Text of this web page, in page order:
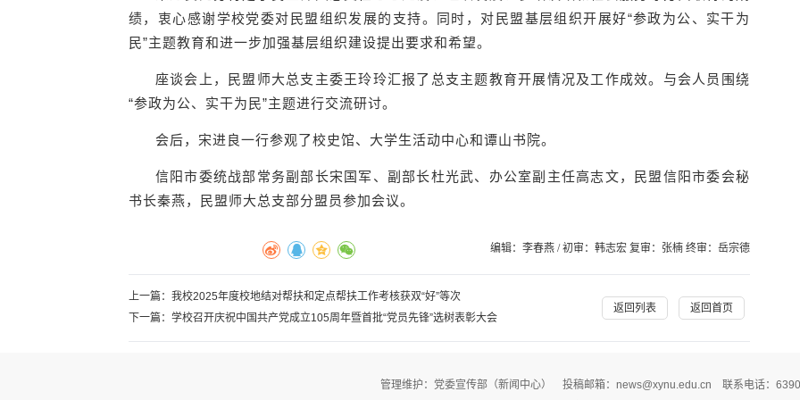
绩，衷心感谢学校党委对民盟组织发展的支持。同时，对民盟基层组织开展好“参政为公、实干为
民”主题教育和进一步加强基层组织建设提出要求和希望。
座谈会上，民盟师大总支主委王玲玲汇报了总支主题教育开展情况及工作成效。与会人员围绕
“参政为公、实干为民”主题进行交流研讨。
会后，宋进良一行参观了校史馆、大学生活动中心和谭山书院。
信阳市委统战部常务副部长宋国军、副部长杜光武、办公室副主任高志文，民盟信阳市委会秘
书长秦燕，民盟师大总支部分盟员参加会议。
编辑：李春燕 / 初审：韩志宏 复审：张楠 终审：岳宗德
上一篇： 我校2025年度校地结对帮扶和定点帮扶工作考核获双“好”等次
下一篇： 学校召开庆祝中国共产党成立105周年暨首批“党员先锋”选树表彰大会
返回首页
返回列表
管理维护：党委宣传部（新闻中心） 投稿邮箱：news@xynu.edu.cn 联系电话：